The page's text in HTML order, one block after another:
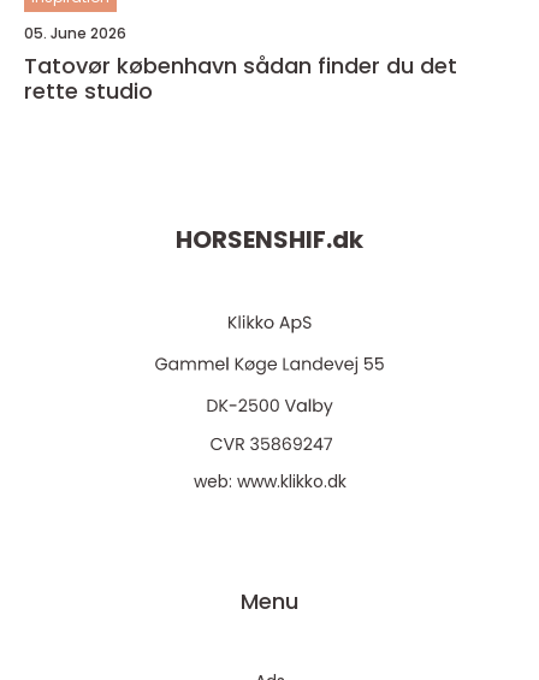
05. June 2026
Tatovør københavn sådan finder du det
rette studio
HORSENSHIF.dk
web: www.klikko.dk
Menu